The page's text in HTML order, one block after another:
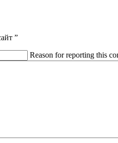
”
Reason for reporting this